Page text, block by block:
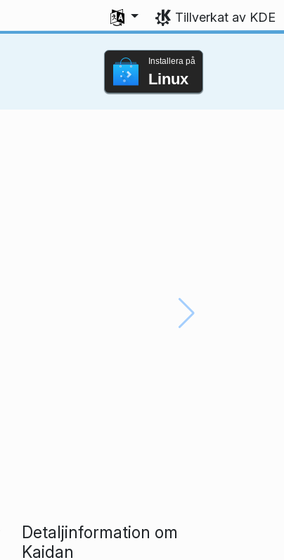
Välj ditt språk
Tillverkat av KDE
Installera på
Linux
Detaljinformation om
Kaidan